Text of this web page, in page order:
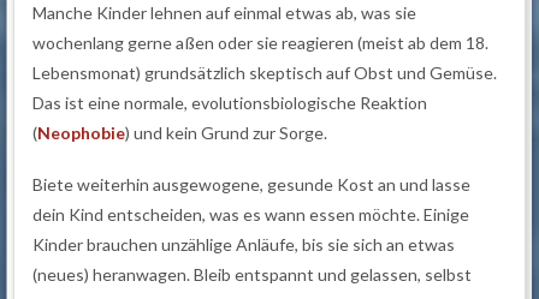
Manche Kinder lehnen auf einmal etwas ab, was sie
wochenlang gerne aßen oder sie reagieren (meist ab dem 18.
Lebensmonat) grundsätzlich skeptisch auf Obst und Gemüse.
Das ist eine normale, evolutionsbiologische Reaktion
(Neophobie) und kein Grund zur Sorge.
Biete weiterhin ausgewogene, gesunde Kost an und lasse
dein Kind entscheiden, was es wann essen möchte. Einige
Kinder brauchen unzählige Anläufe, bis sie sich an etwas
(neues) heranwagen. Bleib entspannt und gelassen, selbst